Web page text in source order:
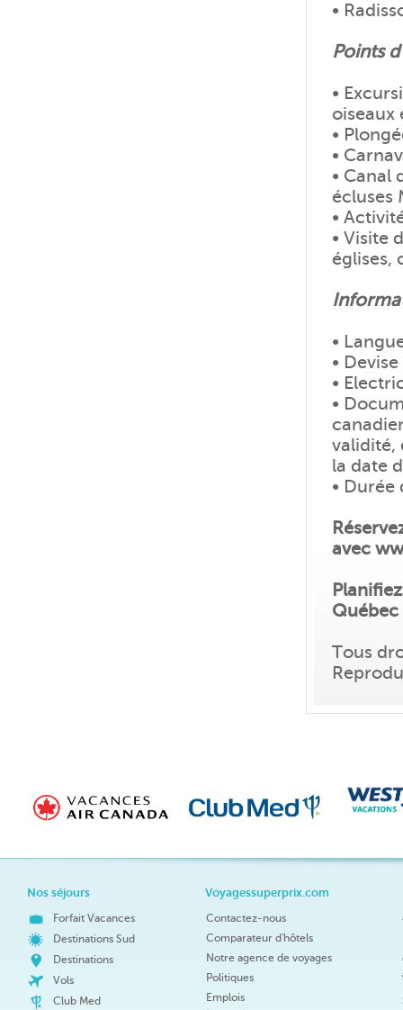
•
Points
•
oiseaux
•
•
• Canal
écluses
•
• Visite
églises,
•
•
•
•
validité,
la date
• Durée
avec
Tous
Nos séjours
Forfait Vacances
Destinations Sud
Destinations
Vols
Club Med
Voyagessuperprix.com
Contactez-nous
Comparateur d'hôtels
Notre agence de voyages
Politiques
Emplois